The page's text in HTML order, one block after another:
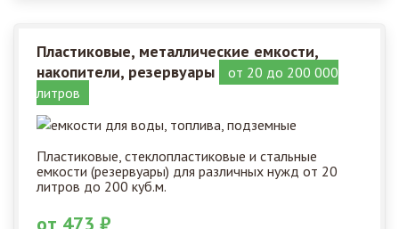
Пластиковые, металлические емкости,
накопители, резервуары
от 20 до 200 000
литров
Пластиковые, стеклопластиковые и стальные
емкости (резервуары) для различных нужд от 20
литров до 200 куб.м.
от 473 ₽